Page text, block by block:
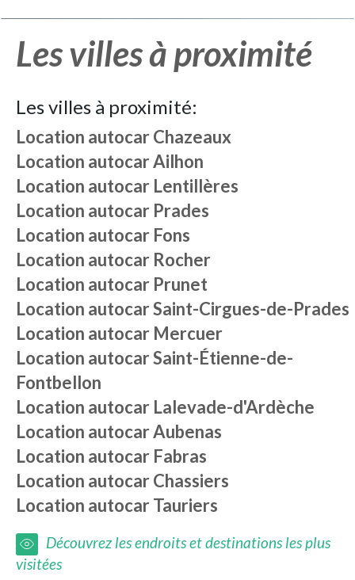
Les villes à proximité
Les villes à proximité:
Location autocarChazeaux
Location autocarAilhon
Location autocar Lentillères
Location autocar Prades
Location autocar Fons
Location autocar Rocher
Location autocar Prunet
Location autocarSaint-Cirgues-de-Prades
Location autocar Mercuer
Location autocarSaint-Étienne-de-
Fontbellon
Location autocar Lalevade-d'Ardèche
Location autocarAubenas
Location autocar Fabras
Location autocarChassiers
Location autocarTauriers
Découvrez les endroits et destinations les plus
visitées